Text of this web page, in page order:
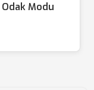
Odak Modu